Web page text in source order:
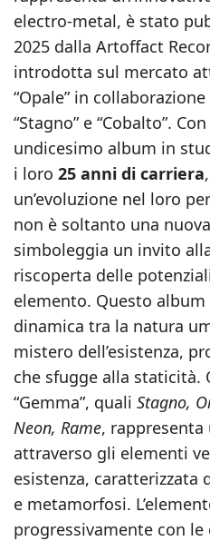
electro-metal, è stato
2025 dalla Artoffact
introdotta sul mercato
“Opale” in
“Stagno” e “Cobalto”.
undicesimo album in
i loro 25 anni di carriera
un’evoluzione nel loro
non è soltanto una
simboleggia un invito
riscoperta delle
elemento. Questo album
dinamica tra la natura
mistero dell’esistenza,
che sfugge alla staticità.
“Gemma”, quali Stagno,
Neon, Rame,
attraverso gli elementi
esistenza, caratterizzata
e metamorfosi.
progressivamente con